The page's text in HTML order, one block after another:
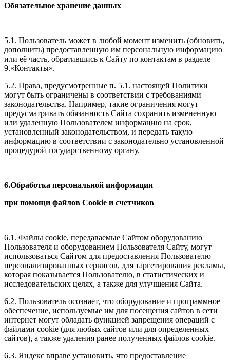
Обязательное хранение данных
5.1. Пользователь может в любой момент изменить (обновить,
дополнить) предоставленную им персональную информацию
или её часть, обратившись к Сайту по контактам в разделе
9.«Контакты».
5.2. Права, предусмотренные п. 5.1. настоящей Политики
могут быть ограничены в соответствии с требованиями
законодательства. Например, такие ограничения могут
предусматривать обязанность Сайта сохранить измененную
или удаленную Пользователем информацию на срок,
установленный законодательством, и передать такую
информацию в соответствии с законодательно установленной
процедурой государственному органу.
6.Обработка персональной информации
при помощи файлов Cookie и счетчиков
6.1. Файлы cookie, передаваемые Сайтом оборудованию
Пользователя и оборудованием Пользователя Сайту, могут
использоваться Сайтом для предоставления Пользователю
персонализированных сервисов, для таргетирования рекламы,
которая показывается Пользователю, в статистических и
исследовательских целях, а также для улучшения Сайта.
6.2. Пользователь осознает, что оборудование и программное
обеспечение, используемые им для посещения сайтов в сети
интернет могут обладать функцией запрещения операций с
файлами cookie (для любых сайтов или для определенных
сайтов), а также удаления ранее полученных файлов cookie.
6.3. Яндекс вправе установить, что предоставление